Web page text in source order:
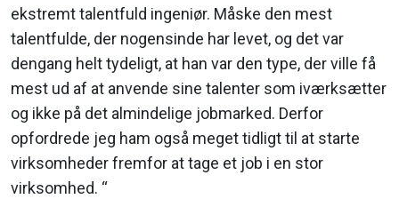
ekstremt talentfuld ingeniør. Måske den mest
talentfulde, der nogensinde har levet, og det var
dengang helt tydeligt, at han var den type, der ville få
mest ud af at anvende sine talenter som iværksætter
og ikke på det almindelige jobmarked. Derfor
opfordrede jeg ham også meget tidligt til at starte
virksomheder fremfor at tage et job i en stor
virksomhed. “